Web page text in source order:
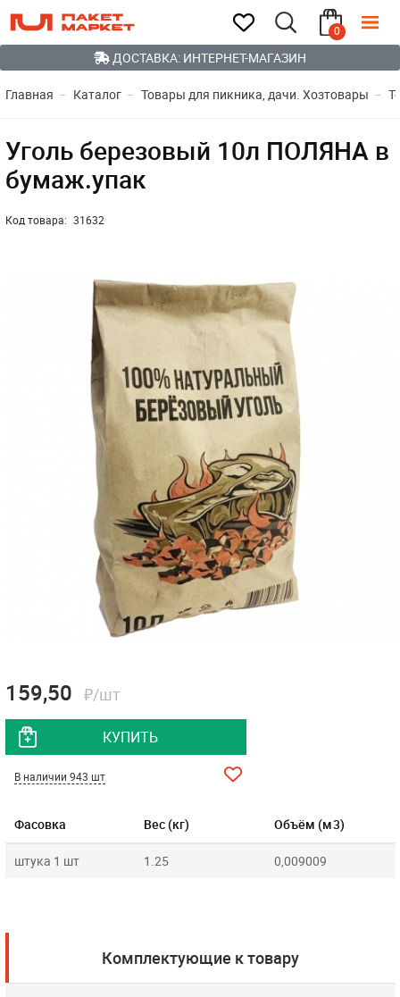
0
ДОСТАВКА: ИНТЕРНЕТ-МАГАЗИН
Главная Каталог Товары для пикника, дачи. Хозтовары
Уголь березовый 10л ПОЛЯНА в
бумаж.упак
Код товара: 31632
Фасовка Вес (кг) Объём (м3)
штука 1 шт 1.25 0,009009
159,50 ₽/шт
КУПИТЬ
В наличии 943 шт
Комплектующие к товару